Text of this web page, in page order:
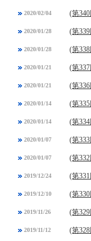
2020/02/04 (第
2020/01/28 (第
2020/01/28 (第
2020/01/21 (第
2020/01/21 (第
2020/01/14 (第
2020/01/14 (第
2020/01/07 (第
2020/01/07 (第
2019/12/24 (第
2019/12/10 (第
2019/11/26 (第
2019/11/12 (第